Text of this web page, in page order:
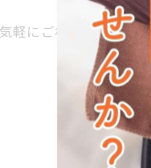
軽にご相談ください📩